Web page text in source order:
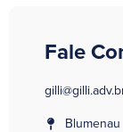
Fale
Blumenau